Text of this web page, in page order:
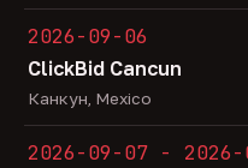
2026-09-06
ClickBid Cancun
Канкун, Mexico
2026-09-07 - 2026-